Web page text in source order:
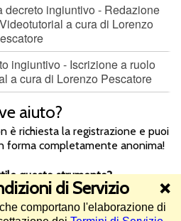
ingiuntivo - Redazione
a cura di Lorenzo
ingiuntivo - Iscrizione a ruolo
a cura di Lorenzo Pescatore
aiuto?
è richiesta la registrazione e puoi
forma completamente anonima!
questo strumento?
4.5/5 (115 voti)
di Servizio ❌
comportano l'elaborazione di